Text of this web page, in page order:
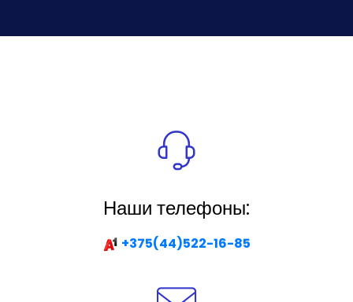
Наши телефоны:
+375(44)522-16-85